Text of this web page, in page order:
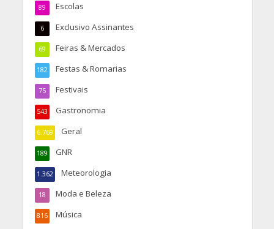
Escolas
89
Exclusivo Assinantes
6
Feiras & Mercados
69
Festas & Romarias
182
Festivais
75
Gastronomia
543
Geral
6.769
GNR
189
Meteorologia
1.362
Moda e Beleza
18
Música
816